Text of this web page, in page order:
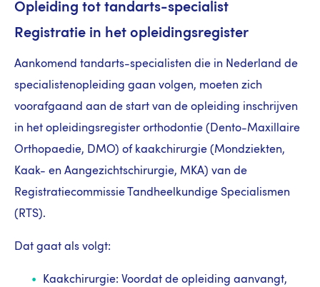
Opleiding tot tandarts-specialist
Registratie in het opleidingsregister
Aankomend tandarts-specialisten die in Nederland de
specialistenopleiding gaan volgen, moeten zich
voorafgaand aan de start van de opleiding inschrijven
in het opleidingsregister orthodontie (Dento-Maxillaire
Orthopaedie, DMO) of kaakchirurgie (Mondziekten,
Kaak- en Aangezichtschirurgie, MKA) van de
Registratiecommissie Tandheelkundige Specialismen
(RTS).
Dat gaat als volgt:
Kaakchirurgie: Voordat de opleiding aanvangt,